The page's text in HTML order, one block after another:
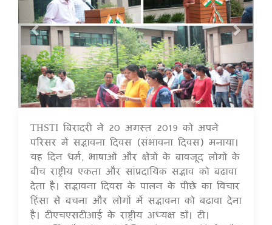
16 Jul 2020
THSTI बिरादरी ने 20 अगस्त 2019 को अपने
परिसर में सद्भावना दिवस (संभावना दिवस) मनाया।
यह दिन धर्म, भाषाओं और क्षेत्रों के बावजूद लोगों के
बीच राष्ट्रीय एकता और सांप्रदायिक सद्भाव को बढ़ावा
देता है। सद्भावना दिवस के पालन के पीछे का विचार
हिंसा से बचना और लोगों में सद्भावना को बढ़ावा देना
है। टीएचएसटीआई के राष्ट्रीय अध्यक्ष डॉ। टी।